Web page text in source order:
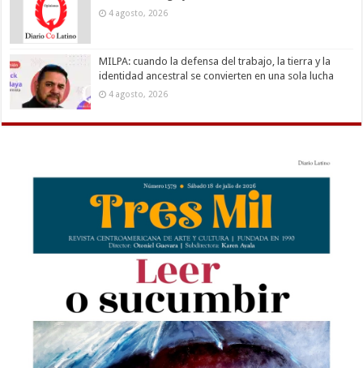
4 agosto, 2026
MILPA: cuando la defensa del trabajo, la tierra y la
identidad ancestral se convierten en una sola lucha
4 agosto, 2026